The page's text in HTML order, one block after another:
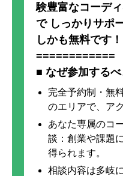
験豊富なコーデ
で しっかりサポー
しかも無料です！
============
■ なぜ参加するべ
完全予約制・無
のエリアで、ア
あなた専属のコ
談：創業や課題
得られます。
相談内容は多岐